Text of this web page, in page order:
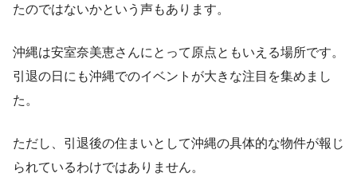
たのではないかという声もあります。
沖縄は安室奈美恵さんにとって原点ともいえる場所です。
引退の日にも沖縄でのイベントが大きな注目を集めまし
た。
ただし、引退後の住まいとして沖縄の具体的な物件が報じ
られているわけではありません。